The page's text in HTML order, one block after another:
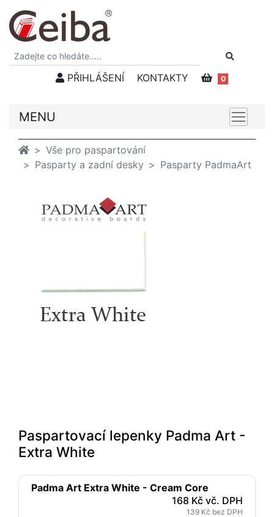
PŘIHLÁŠENÍ KONTAKTY 0
MENU
Vše pro paspartování
Pasparty a zadní desky
Pasparty PadmaArt
Paspartovací lepenky Padma Art -
Extra White
Padma Art Extra White - Cream Core
168 Kč vč. DPH
139 Kč bez DPH